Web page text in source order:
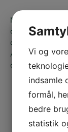
Når systemet
anbragte, så
opgaven, når
Anbragtes
debatindlæg.
Vi og
indsamle
formål,
bedre
statistik